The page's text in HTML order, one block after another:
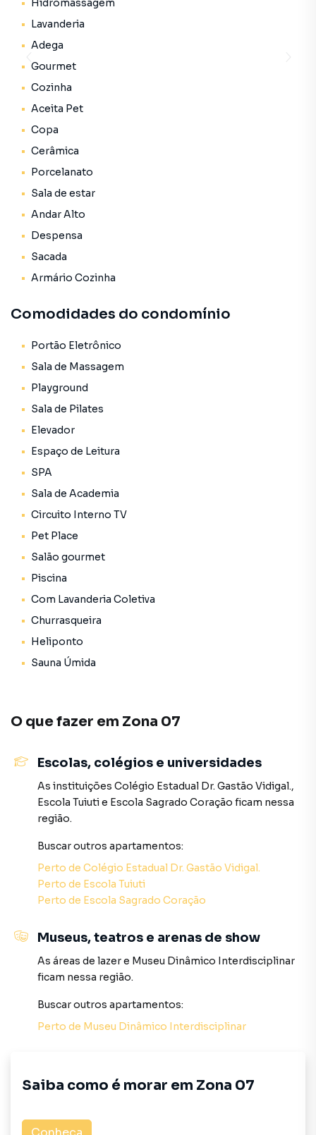
Hidromassagem
Lavanderia
Adega
Gourmet
Cozinha
Aceita Pet
Copa
Cerâmica
Porcelanato
Sala de estar
Andar Alto
Despensa
Sacada
Armário Cozinha
Comodidades do condomínio
Portão Eletrônico
Sala de Massagem
Playground
Sala de Pilates
Elevador
Espaço de Leitura
SPA
Sala de Academia
Circuito Interno TV
Pet Place
Salão gourmet
Piscina
Com Lavanderia Coletiva
Churrasqueira
Heliponto
Sauna Úmida
O que fazer em Zona 07
Escolas, colégios e universidades
As instituições Colégio Estadual Dr. Gastão Vidigal.,
Escola Tuiutie Escola Sagrado Coração ficam nessa
região.
Buscar outros apartamentos:
Perto de Colégio Estadual Dr. Gastão Vidigal.
Perto de Escola Tuiuti
Perto de Escola Sagrado Coração
Museus, teatros e arenas de show
As áreas de lazere Museu Dinâmico Interdisciplinar
ficam nessa região.
Buscar outros apartamentos:
Perto de Museu Dinâmico Interdisciplinar
Saiba como é morar em Zona 07